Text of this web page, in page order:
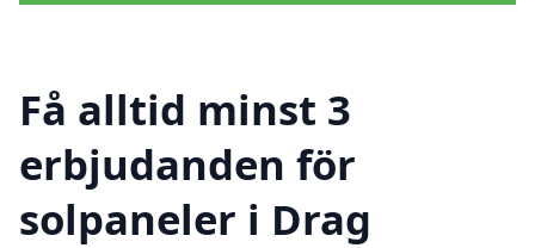
Få alltid minst 3
erbjudanden för
solpaneler i Drag